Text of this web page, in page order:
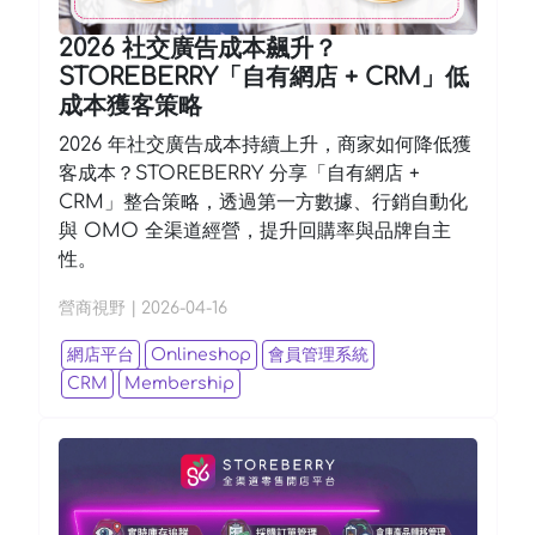
2026 社交廣告成本飆升？
STOREBERRY「自有網店 + CRM」低
成本獲客策略
2026 年社交廣告成本持續上升，商家如何降低獲
客成本？STOREBERRY 分享「自有網店 +
CRM」整合策略，透過第一方數據、行銷自動化
與 OMO 全渠道經營，提升回購率與品牌自主
性。
營商視野 2026-04-16
網店平台 Onlineshop
會員管理系統
CRM
Membership